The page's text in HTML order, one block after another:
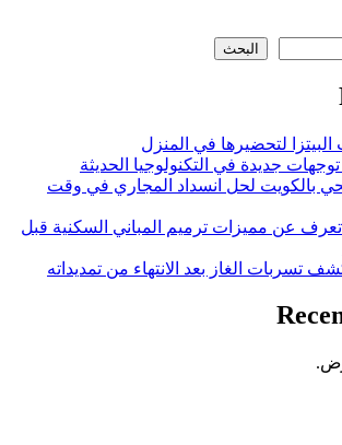
البحث
لتحضيرها في المنزل
توجهات جديدة في التكنولوجيا الحديثة
بالكويت لحل انسداد المجاري في وقت
تعرف عن مميزات ترميم المباني السكنية قبل
تسربات الغاز بعد الانتهاء من تمديداته